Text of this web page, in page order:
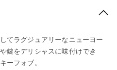
てラグジュアリーなニューヨー
鍵をデリシャスに味付けでき
ーフォブ。